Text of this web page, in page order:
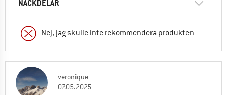
NACKDELAR
Nej, jag skulle inte rekommendera produkten
veronique
07.05.2025